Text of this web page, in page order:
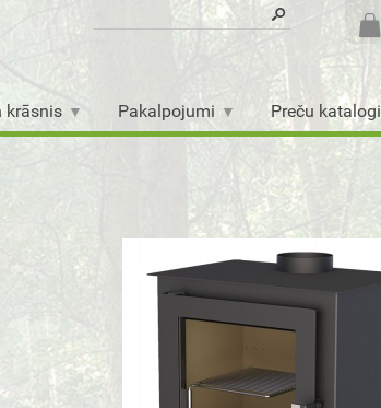
krāsnis Pakalpojumi Preču katalogi